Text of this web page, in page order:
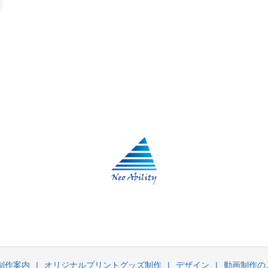
作案内 オリジナルプリントグッズ制作 デザイン 動画制作の